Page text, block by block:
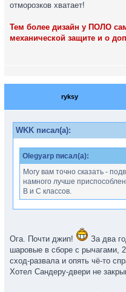
отморозков хватает!
Тем более дизайн у ПОЛО
механической защите и о
ryksy
WKK писал(а):
Olegyarp писал(а):
Могу вам точно сказать -
намного лучше
В и С классов.
Ога. Почти джип!
За два
шаровые в сборе с рычагами,
сход-развала и опять чё-то
Хотел Сандеру-двери не